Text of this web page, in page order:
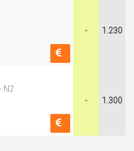
- 1.230
N2
- 1.300